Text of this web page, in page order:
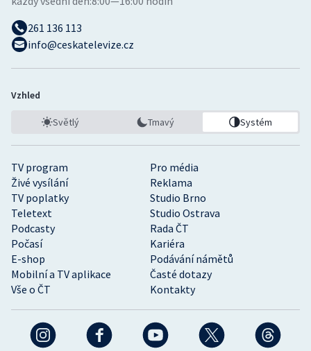
TV program
Pro média
Živé vysílání
Reklama
TV poplatky
Studio Brno
Teletext
Studio Ostrava
Podcasty
Rada ČT
Počasí
Kariéra
E-shop
Podávání námětů
Mobilní a TV aplikace
Časté dotazy
Vše o ČT
Kontakty
261 136 113
info@ceskatelevize.cz
Vzhled
Světlý Tmavý Systém